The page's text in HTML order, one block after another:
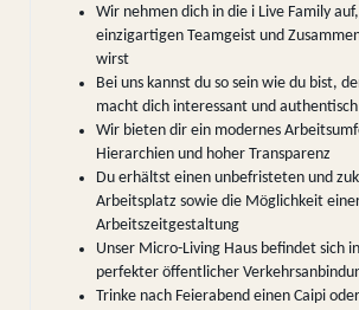
Wir nehmen dich in die i Live Family
einzigartigen Teamgeist und
wirst
Bei uns kannst du so sein wie du bist,
macht dich interessant und authentisch
Wir bieten dir ein modernes
Hierarchien und hoher Transparenz
Du erhältst einen unbefristeten und
Arbeitsplatz sowie die Möglichkeit
Arbeitszeitgestaltung
Unser Micro-Living Haus befindet sich
perfekter öffentlicher
Trinke nach Feierabend einen Caipi